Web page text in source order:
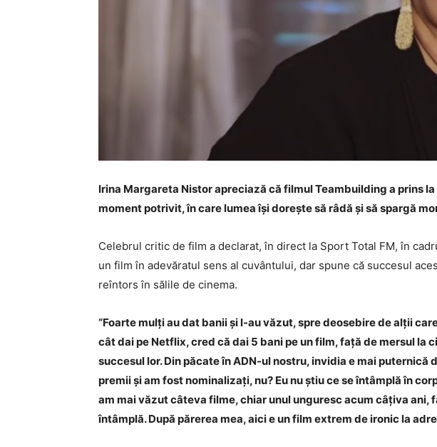
Irina Margareta Nistor apreciază că filmul Teambuilding a prins
moment potrivit, în care lumea își dorește să râdă și să spargă
Celebrul critic de film a declarat, în direct la Sport Total FM, în
un film în adevăratul sens al cuvântului, dar spune că succesul
reîntors în sălile de cinema.
“Foarte mulți au dat banii și l-au văzut, spre deosebire de alții
cât dai pe Netflix, cred că dai 5 bani pe un film, față de mersul
succesul lor. Din păcate în ADN-ul nostru, invidia e mai
premii și am fost nominalizați, nu? Eu nu știu ce se întâmplă în
am mai văzut câteva filme, chiar unul unguresc acum câțiva
întâmplă. După părerea mea, aici e un film extrem de ironic la